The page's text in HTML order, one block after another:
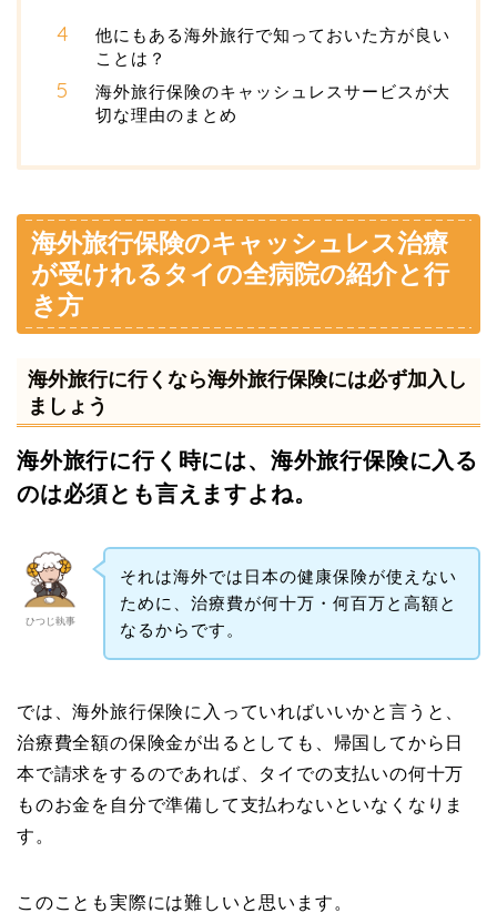
他にもある海外旅行で知っておいた方が良い
ことは？
海外旅行保険のキャッシュレスサービスが大
切な理由のまとめ
海外旅行保険のキャッシュレス治療
が受けれるタイの全病院の紹介と行
き方
海外旅行に行くなら海外旅行保険には必ず加入し
ましょう
海外旅行に行く時には、海外旅行保険に入る
のは必須とも言えますよね。
ひつじ執事
それは海外では日本の健康保険が使えない
ために、治療費が何十万・何百万と高額と
なるからです。
では、海外旅行保険に入っていればいいかと言うと、
治療費全額の保険金が出るとしても、帰国してから日
本で請求をするのであれば、タイでの支払いの何十万
ものお金を自分で準備して支払わないといなくなりま
す。
このことも実際には難しいと思います。